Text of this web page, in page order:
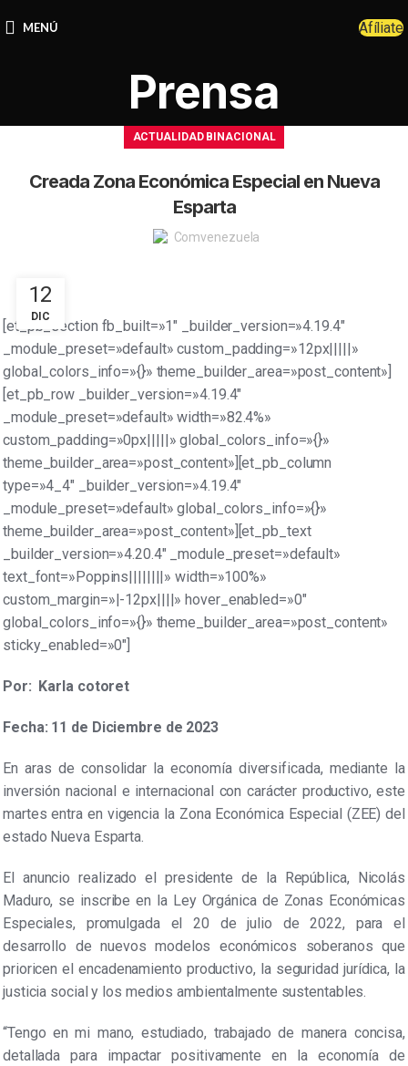
MENÚ Afíliate
Prensa
ACTUALIDAD BINACIONAL
Creada Zona Económica Especial en Nueva
Esparta
Comvenezuela
12
DIC
[et_pb_section fb_built=»1″ _builder_version=»4.19.4″
_module_preset=»default» custom_padding=»12px|||||»
global_colors_info=»{}» theme_builder_area=»post_content»]
[et_pb_row _builder_version=»4.19.4″
_module_preset=»default» width=»82.4%»
custom_padding=»0px|||||» global_colors_info=»{}»
theme_builder_area=»post_content»][et_pb_column
type=»4_4″ _builder_version=»4.19.4″
_module_preset=»default» global_colors_info=»{}»
theme_builder_area=»post_content»][et_pb_text
_builder_version=»4.20.4″ _module_preset=»default»
text_font=»Poppins||||||||» width=»100%»
custom_margin=»|-12px||||» hover_enabled=»0″
global_colors_info=»{}» theme_builder_area=»post_content»
sticky_enabled=»0″]
Por: Karla cotoret
Fecha: 11 de Diciembre de 2023
En aras de consolidar la economía diversificada, mediante la
inversión nacional e internacional con carácter productivo, este
martes entra en vigencia la Zona Económica Especial (ZEE) del
estado Nueva Esparta.
El anuncio realizado el presidente de la República, Nicolás
Maduro, se inscribe en la Ley Orgánica de Zonas Económicas
Especiales, promulgada el 20 de julio de 2022, para el
desarrollo de nuevos modelos económicos soberanos que
prioricen el encadenamiento productivo, la seguridad jurídica, la
justicia social y los medios ambientalmente sustentables.
“Tengo en mi mano, estudiado, trabajado de manera concisa,
detallada para impactar positivamente en la economía de